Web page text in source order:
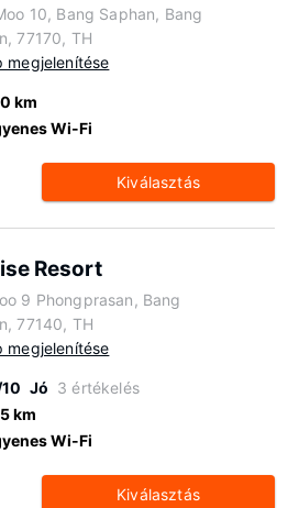
10, Bang Saphan, Bang
77170, TH
megjelenítése
km
Wi-Fi
Kiválasztás
Resort
9 Phongprasan, Bang
77140, TH
megjelenítése
Jó 3 értékelés
km
Wi-Fi
Kiválasztás